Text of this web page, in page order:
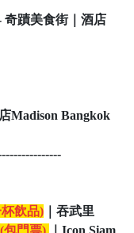
奇蹟美食街｜酒店
Madison Bangkok
飲品) ｜吞武里